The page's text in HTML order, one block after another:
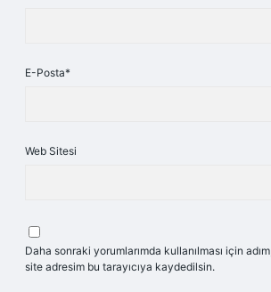
E-Posta*
Web Sitesi
Daha sonraki yorumlarımda kullanılması için
site adresim bu tarayıcıya kaydedilsin.